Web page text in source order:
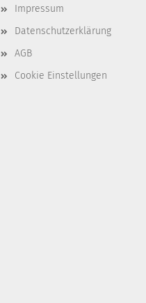
Impressum
Datenschutzerklärung
AGB
Cookie Einstellungen